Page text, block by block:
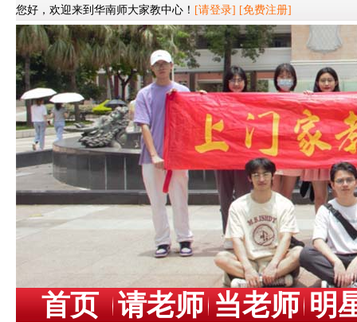
您好，欢迎来到华南师大家教中心！ [请登录] [免费注册]
首页 请老师 当老师 明